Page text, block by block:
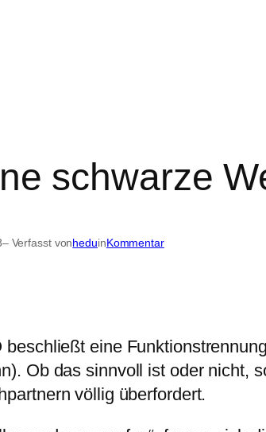
schwarze
– Verfasst vonheduinKommentar
beschließt eine
Ob das sinnvoll ist oder nicht,
völlig überfordert.